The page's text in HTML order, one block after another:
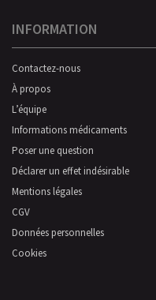
INFORMATION
Contactez-nous
À propos
L’équipe
Informations médicaments
Poser une question
Déclarer un effet indésirable
Mentions légales
CGV
Données personnelles
Cookies